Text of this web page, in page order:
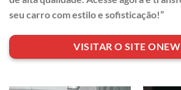
seu carro com estilo e sofisticação!”
VISITAR O SITE